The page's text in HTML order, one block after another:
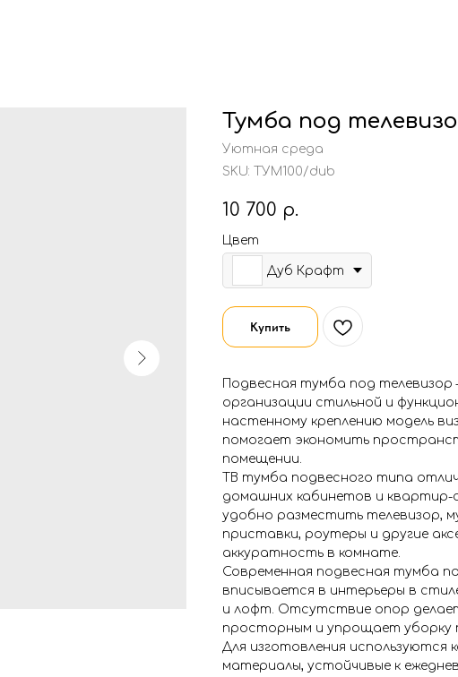
Тумба под
Уютная среда
SKU:
ТУМ100/dub
10 700 р.
Цвет
Дуб Крафт
Купить
Подвесная тумба под телевизор
организации стильной и
настенному креплению модель
помогает экономить
помещении.
ТВ тумба подвесного типа
домашних кабинетов и квартир-
удобно разместить телевизор,
приставки, роутеры и другие
аккуратность в комнате.
Современная подвесная тумба
вписывается в интерьеры в
и лофт. Отсутствие опор
просторным и упрощает уборку
Для изготовления используются
материалы, устойчивые к